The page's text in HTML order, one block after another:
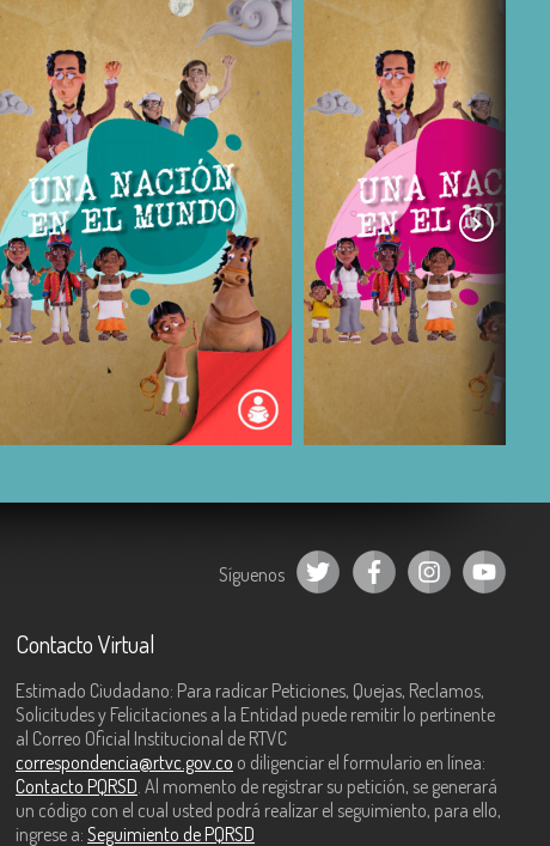
Síguenos
Contacto Virtual
Estimado Ciudadano: Para radicar Peticiones, Quejas, Reclamos,
Solicitudes y Felicitaciones a la Entidad puede remitir lo pertinente
al Correo Oficial Institucional de RTVC
correspondencia@rtvc.gov.co o diligenciar el formulario en línea:
Contacto PQRSD. Al momento de registrar su petición, se generará
un código con el cual usted podrá realizar el seguimiento, para ello,
ingrese a: Seguimiento de PQRSD